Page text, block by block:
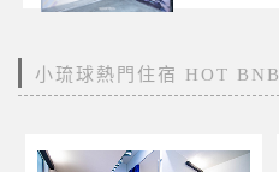
小琉球熱門住宿 HOT BNB